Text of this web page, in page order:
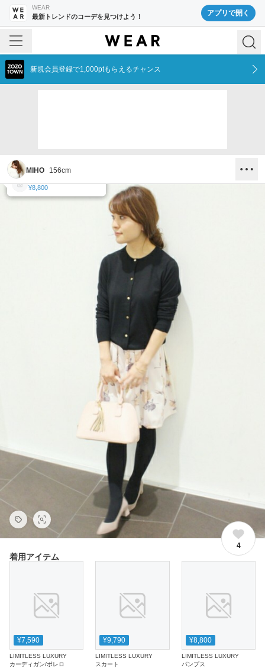
WEAR
最新トレンドのコーデを見つけよう！ アプリで開く
新規会員登録で1,000ptもらえるチャンス
MIHO 156cm
¥7,590
¥9,790
¥8,800
4
着用アイテム
¥7,590
LIMITLESS LUXURY
カーディガン/ボレロ
¥9,790
LIMITLESS LUXURY
スカート
¥8,800
LIMITLESS LUXURY
パンプス